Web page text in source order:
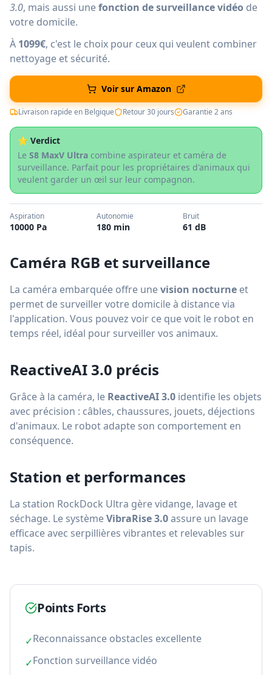
3.0, mais aussi unefonction de surveillance vidéo de
votre domicile.
À 1099€, c'est le choix pour ceux qui veulent combiner
nettoyage et sécurité.
Voir sur Amazon
Livraison rapide en Belgique Retour 30 jours Garantie 2 ans
⭐ Verdict
Le S8 MaxV Ultra combine aspirateur et caméra de
surveillance. Parfait pour les propriétaires d'animaux qui
veulent garder un œil sur leur compagnon.
Aspiration
10000 Pa
Autonomie
180 min
Bruit
61 dB
Caméra RGB et surveillance
La caméra embarquée offre unevision nocturne et
permet de surveiller votre domicile à distance via
l'application. Vous pouvez voir ce que voit le robot en
temps réel, idéal pour surveiller vos animaux.
ReactiveAI 3.0 précis
Grâce à la caméra, le ReactiveAI 3.0 identifie les objets
avec précision : câbles, chaussures, jouets, déjections
d'animaux. Le robot adapte son comportement en
conséquence.
Station et performances
La station RockDock Ultra gère vidange, lavage et
séchage. Le systèmeVibraRise 3.0assure un lavage
efficace avec serpillières vibrantes et relevables sur
tapis.
Points Forts
✓Reconnaissance obstacles excellente
✓Fonction surveillance vidéo